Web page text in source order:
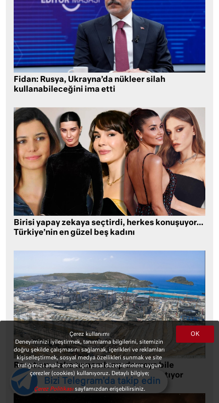
Fidan: Rusya, Ukrayna’da nükleer silah
kullanabileceğini ima etti
Birisi yapay zekaya seçtirdi, herkes konuşuyor…
Türkiye’nin en güzel beş kadını
Rosatom, daha tamamlanıp devreye bile
girmeyen Akkuyu’nun yüzde 49’unu satıyor
OK
Çerez kullanımı
Deneyiminizi iyileştirmek, tanımlama bilgilerini, sitemizin
doğru şekilde çalışmasını sağlamak, içerikleri ve reklamları
kişiselleştirmek, sosyal medya özellikleri sunmak ve site
trafiğimizi analiz etmek için yasal düzenlemelere uygun
çerezler (cookies) kullanıyoruz. Detaylı bilgiye;
Çerez Politikasısayfamızdan erişebilirsiniz.
Bizi Telegram'da takip edin